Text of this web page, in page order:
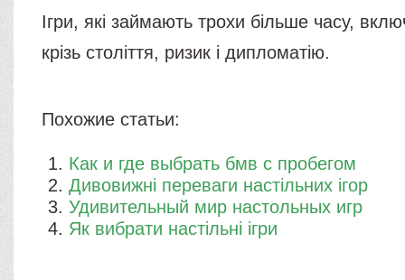
Ігри, які займають трохи більше часу,
крізь століття, ризик і дипломатію.
Похожие статьи:
Как и где выбрать бмв с пробегом
Дивовижні переваги настільних ігор
Удивительный мир настольных игр
Як вибрати настільні ігри